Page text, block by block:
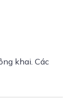
khai. Các